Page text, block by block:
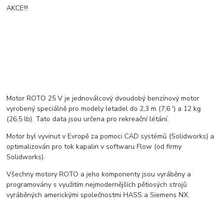
AKCE!!!
Motor ROTO 25 V je jednoválcový dvoudobý benzínový motor
vyrobený speciálně pro modely letadel do 2,3 m (7,6 ') a 12 kg
(26,5 lb). Tato data jsou určena pro rekreační létání.
Motor byl vyvinut v Evropě za pomoci CAD systémů (Solidworks) a
optimalizován pro tok kapalin v softwaru Flow (od firmy
Solidworks).
Všechny motory ROTO a jeho komponenty jsou vyráběny a
programovány s využitím nejmodernějších pětiosých strojů
vyráběných americkými společnostmi HASS a Siemens NX.